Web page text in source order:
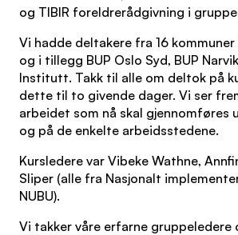
og TIBIR foreldrerådgivning i
Vi hadde deltakere fra 16
og i tillegg BUP Oslo Syd, BUP
Institutt. Takk til alle om deltok på
dette til to givende dager. Vi ser
arbeidet som nå skal gjennomføres
og på de enkelte arbeidsstedene.
Kursledere var Vibeke Wathne,
Sliper (alle fra Nasjonalt
NUBU).
Vi takker våre erfarne gruppeledere